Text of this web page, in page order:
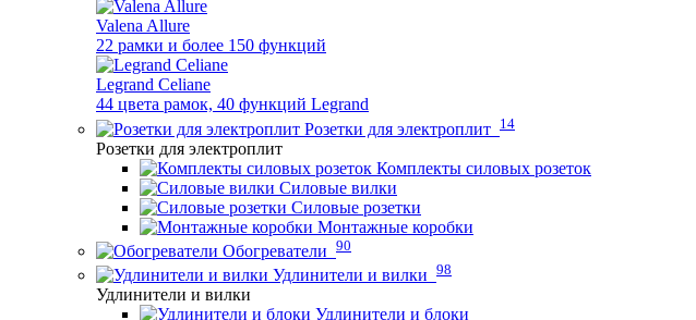
Valena Allure
22 рамки и более 150 функций
Legrand Celiane
44 цвета рамок, 40 функций Legrand
Розетки для электроплит 14
Розетки для электроплит
Комплекты силовых розеток
Силовые вилки
Силовые розетки
Монтажные коробки
Обогреватели 90
Удлинители и вилки 98
Удлинители и вилки
Удлинители и блоки